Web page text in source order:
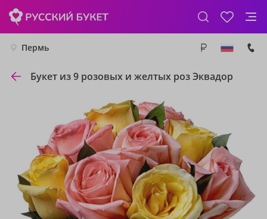
Пермь
Букет из 9 розовых и желтых роз Эквадор